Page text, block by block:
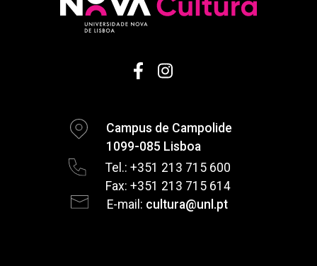
Campus de Campolide
1099-085 Lisboa
Tel.: +351 213 715 600
Fax: +351 213 715 614
E-mail: cultura@unl.pt